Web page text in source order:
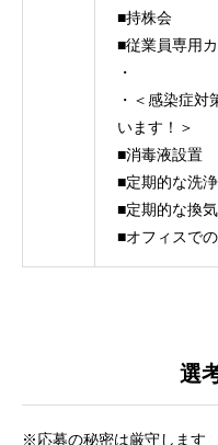
■持株会
■従業員専用
・
・＜感染症
います！＞
■消毒液設置
■定期的な洗
■定期的な換気
■オフィスで
選
※応募の秘密は厳守します